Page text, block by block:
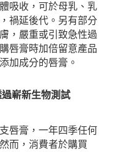
吸收，可於母乳、乳
禍延後代。另有部分
，嚴重或引致急性過
唇膏時加倍留意產品
加成分的唇膏。
嶄新生物測試
唇膏，一年四季任何
而，消費者於購買